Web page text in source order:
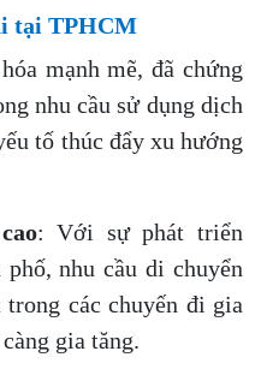
tại TPHCM
mạnh mẽ, đã chứng
nhu cầu sử dụng dịch
tố thúc đẩy xu hướng
: Với sự phát triển
nhu cầu di chuyển
các chuyến đi gia
gia tăng.